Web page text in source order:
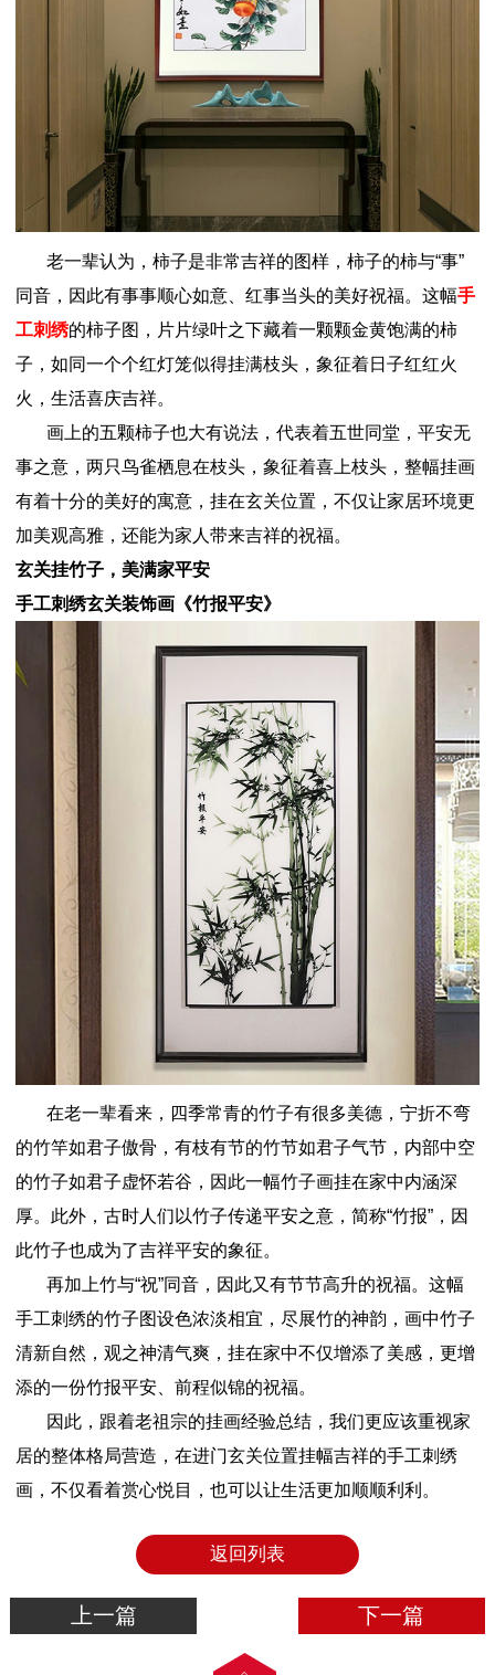
老一辈认为，柿子是非常吉祥的图样，柿子的柿与“事”
同音，因此有事事顺心如意、红事当头的美好祝福。这幅手
工刺绣的柿子图，片片绿叶之下藏着一颗颗金黄饱满的柿
子，如同一个个红灯笼似得挂满枝头，象征着日子红红火
火，生活喜庆吉祥。
画上的五颗柿子也大有说法，代表着五世同堂，平安无
事之意，两只鸟雀栖息在枝头，象征着喜上枝头，整幅挂画
有着十分的美好的寓意，挂在玄关位置，不仅让家居环境更
加美观高雅，还能为家人带来吉祥的祝福。
玄关挂竹子，美满家平安
手工刺绣玄关装饰画《竹报平安》
在老一辈看来，四季常青的竹子有很多美德，宁折不弯
的竹竿如君子傲骨，有枝有节的竹节如君子气节，内部中空
的竹子如君子虚怀若谷，因此一幅竹子画挂在家中内涵深
厚。此外，古时人们以竹子传递平安之意，简称“竹报”，因
此竹子也成为了吉祥平安的象征。
再加上竹与“祝”同音，因此又有节节高升的祝福。这幅
手工刺绣的竹子图设色浓淡相宜，尽展竹的神韵，画中竹子
清新自然，观之神清气爽，挂在家中不仅增添了美感，更增
添的一份竹报平安、前程似锦的祝福。
因此，跟着老祖宗的挂画经验总结，我们更应该重视家
居的整体格局营造，在进门玄关位置挂幅吉祥的手工刺绣
画，不仅看着赏心悦目，也可以让生活更加顺顺利利。
返回列表
上一篇 下一篇